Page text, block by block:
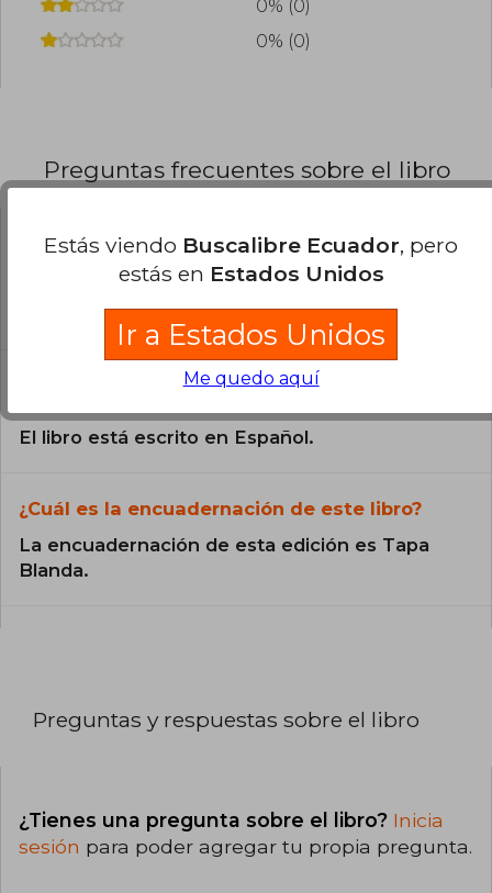
0% (0)
0% (0)
Preguntas frecuentes sobre el libro
¿El libro es original?
catálogo son Originales.
¿En qué Idioma está escrito el
El libro está escrito en Español.
¿Cuál es la encuadernación de este libro?
La encuadernación de esta edición es Tapa
Blanda.
Preguntas y respuestas sobre el libro
¿Tienes una pregunta sobre el libro? Inicia
sesión para poder agregar tu propia pregunta.
Estás viendo Buscalibre Ecuador, pero
estás en Estados Unidos
Ir a Estados Unidos
Me quedo aquí